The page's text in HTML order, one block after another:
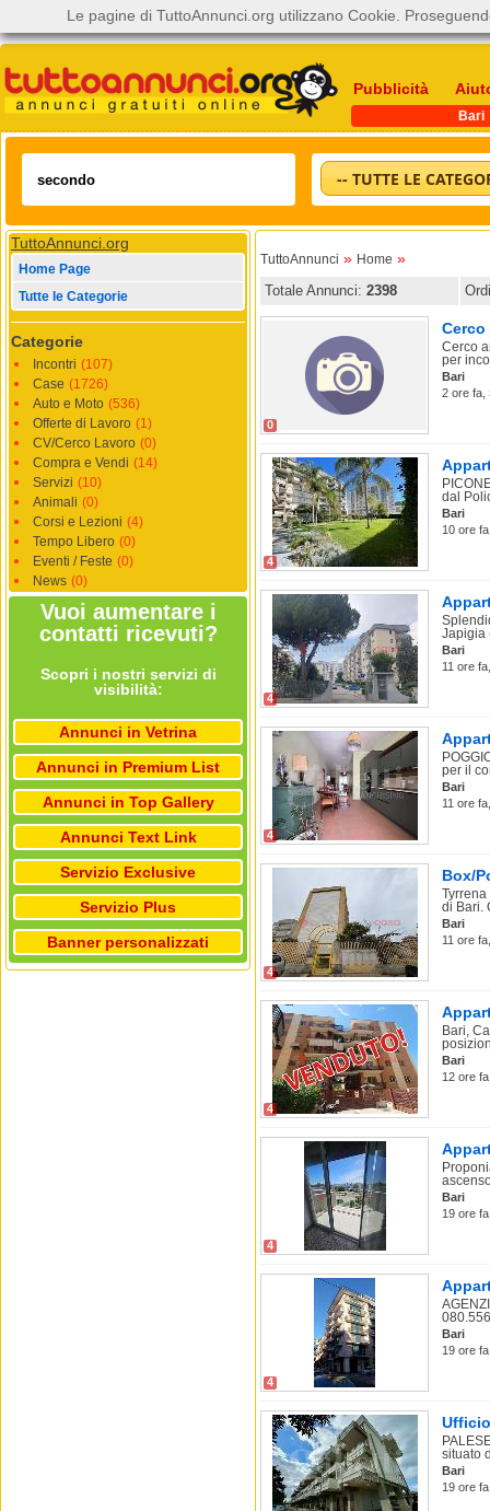
Pubblicità
Bari
-- TUTTE LE
TuttoAnnunci.org
Home Page
Tutte le Categorie
Categorie
Incontri (107)
Case (1726)
Auto e Moto (536)
Offerte di Lavoro (1)
CV/Cerco Lavoro (0)
Compra e Vendi (14)
Servizi (10)
Animali (0)
Corsi e Lezioni (4)
Tempo Libero (0)
Eventi / Feste (0)
News (0)
Vuoi aumentare i
contatti ricevuti?
Scopri i nostri servizi di
visibilità:
Annunci in Vetrina
Annunci in Premium List
Annunci in Top Gallery
Annunci Text Link
Servizio Exclusive
Servizio Plus
Banner personalizzati
TuttoAnnunci » Home »
Totale Annunci: 2398
0
Cerco
Cerco
per
Bari
2 ore fa,
4
dal
Bari
10 ore
4
Japigia
Bari
11 ore
4
per il
Bari
11 ore
4
Box/
di Bari.
Bari
11 ore
4
Bari,
Bari
12 ore
4
Bari
19 ore
4
Bari
19 ore
situato
Bari
19 ore
Le pagine di TuttoAnnunci.org utilizzano Cookie.